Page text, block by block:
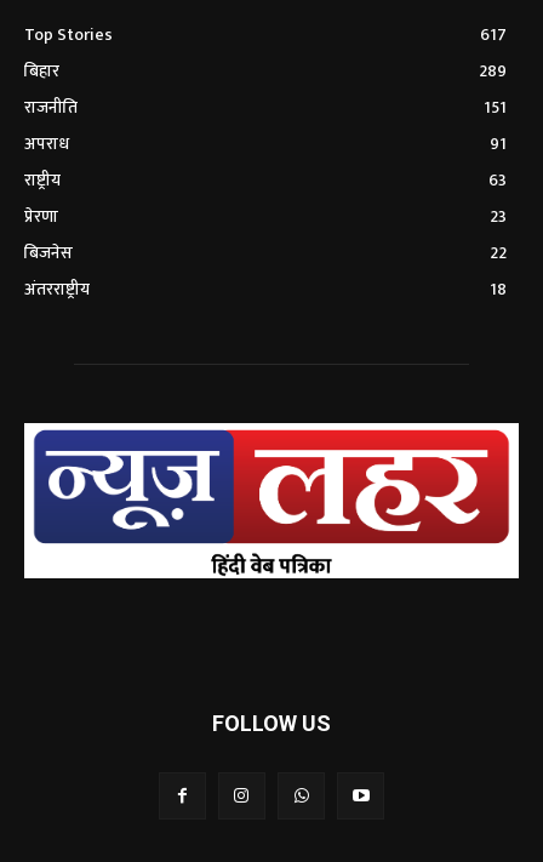
Top Stories
617
बिहार
289
राजनीति
151
अपराध
91
राष्ट्रीय
63
प्रेरणा
23
बिजनेस
22
अंतरराष्ट्रीय
18
FOLLOW US